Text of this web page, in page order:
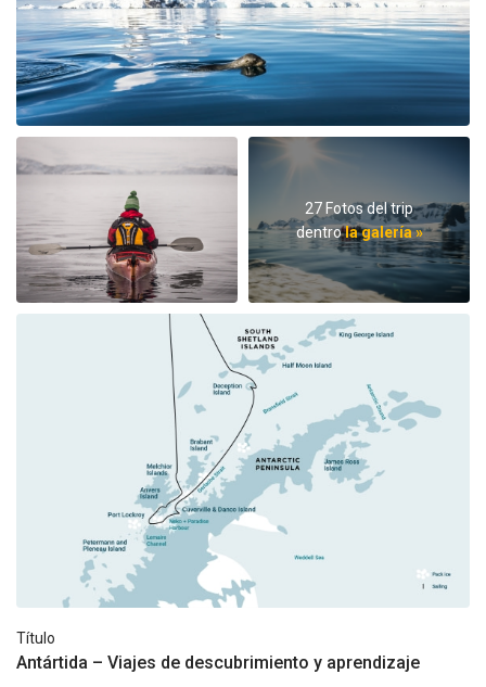
27 Fotos del trip
dentrola galería »
Título
Antártida – Viajes de descubrimiento y aprendizaje